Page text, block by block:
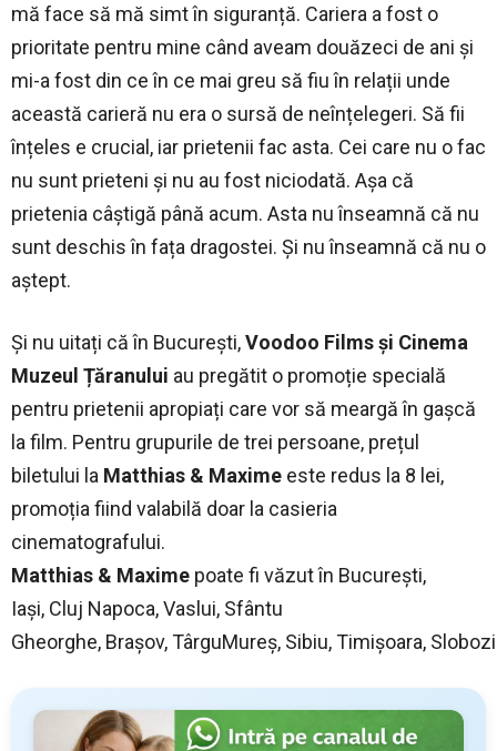
mă face să mă simt în siguranță. Cariera a fost o
prioritate pentru mine când aveam douăzeci de ani și
mi-a fost din ce în ce mai greu să fiu în relații unde
această carieră nu era o sursă de neînțelegeri. Să fii
înțeles e crucial, iar prietenii fac asta. Cei care nu o fac
nu sunt prieteni și nu au fost niciodată. Așa că
prietenia câștigă până acum. Asta nu înseamnă că nu
sunt deschis în fața dragostei. Și nu înseamnă că nu o
aștept.
Și nu uitați că în București,Voodoo Films și Cinema
Muzeul Țăranului au pregătit o promoție specială
pentru prietenii apropiați care vor să meargă în gașcă
la film. Pentru grupurile de trei persoane, prețul
biletului la Matthias & Maxime este redus la 8 lei,
promoția fiind valabilă doar la casieria
cinematografului.
Matthias & Maxime poate fi văzut în București,
Iași, Cluj Napoca, Vaslui, Sfântu
Gheorghe, Brașov, TârguMureș, Sibiu, Timișoara,